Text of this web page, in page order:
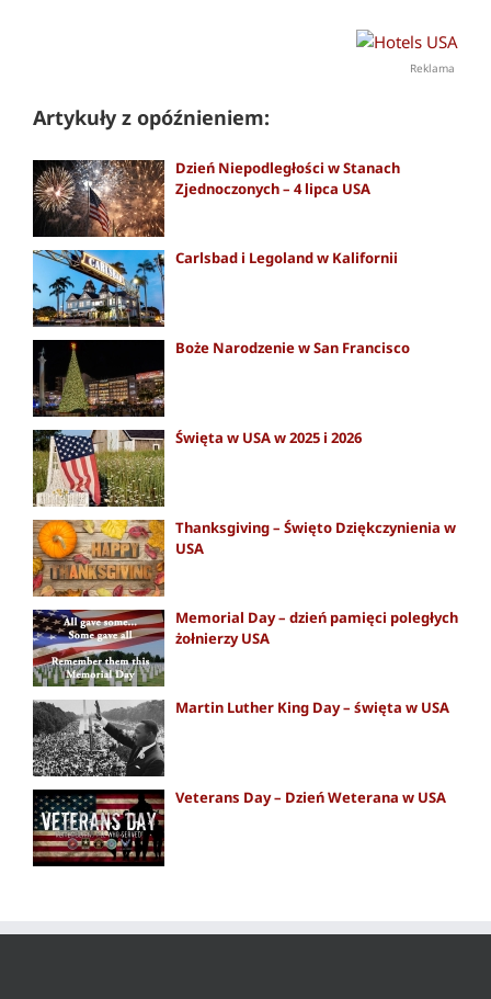
Reklama
Artykuły z opóźnieniem:
Dzień Niepodległości w Stanach
Zjednoczonych – 4 lipca USA
Carlsbad i Legoland w Kalifornii
Boże Narodzenie w San Francisco
Święta w USA w 2025 i 2026
Thanksgiving – Święto Dziękczynienia w
USA
Memorial Day – dzień pamięci poległych
żołnierzy USA
Martin Luther King Day – święta w USA
Veterans Day – Dzień Weterana w USA